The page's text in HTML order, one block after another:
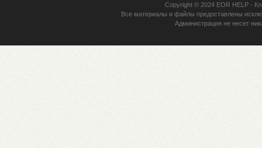
Copyright © 2024 EOR HELP-
Все материалы и файлы предоставлены
Администрация не несет